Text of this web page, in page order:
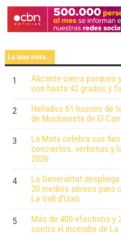
Lo más visto...
1
Alicante cierra parques
con hasta 42 grados y
2
Hallados 61 huevos de
de Muchavista de El
3
La Mata celebra sus
conciertos, verbenas y
2026
4
La Generalitat
20 medios aéreos para
La Vall d’Uixó
5
Más de 400 efectivos y
contra el incendio de La